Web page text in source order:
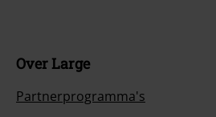
Over Large
Partnerprogramma's